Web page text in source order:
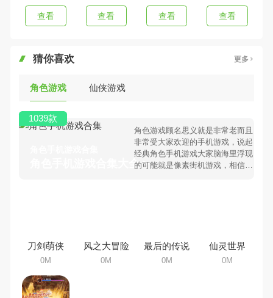
查看 查看 查看 查看
猜你喜欢 更多
角色游戏 仙侠游戏
角色手机游戏合集大全 >
角色游戏顾名思义就是非常老而且
非常受大家欢迎的手机游戏，说起
经典角色手机游戏大家脑海里浮现
的可能就是像素街机游戏，相信很
1039款
刀剑萌侠
0M
风之大冒险
0M
最后的传说
0M
仙灵世界
0M